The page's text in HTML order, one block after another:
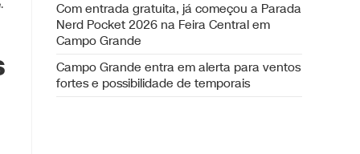
Com entrada gratuita, já começou a Parada
Nerd Pocket 2026 na Feira Central em
Campo Grande
Campo Grande entra em alerta para ventos
fortes e possibilidade de temporais